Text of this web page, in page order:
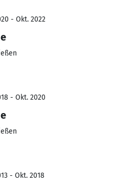
- Okt. 2022
- Okt. 2020
- Okt. 2018